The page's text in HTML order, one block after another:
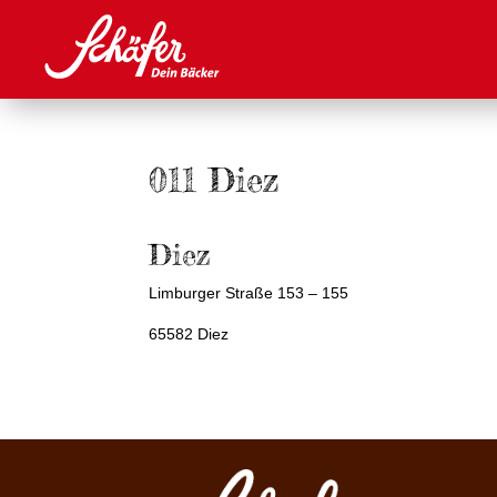
011 Diez
Diez
Limburger Straße 153 – 155
65582 Diez